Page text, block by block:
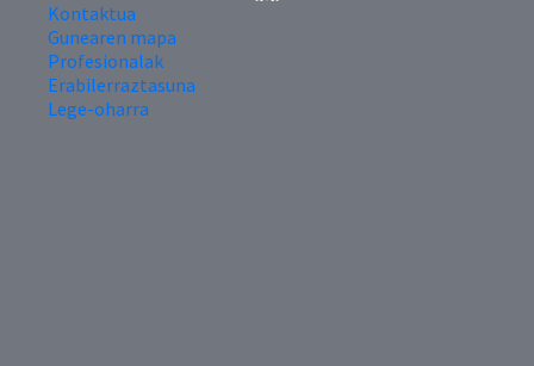
Kontaktua
Gunearen mapa
Profesionalak
Erabilerraztasuna
Lege-oharra